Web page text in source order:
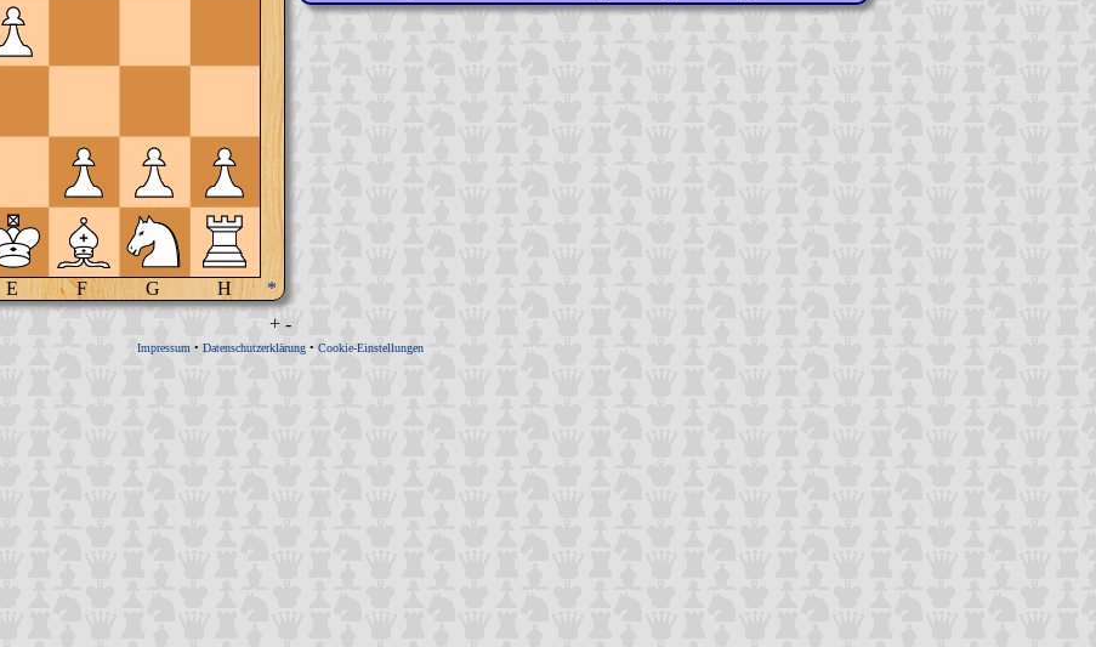
E F G H *
+ -
Impressum • Datenschutzerklärung • Cookie-Einstellungen